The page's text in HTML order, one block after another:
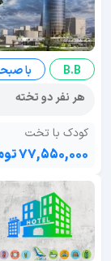
B.B
با
هر نفر دو تخته
کودک با تخت
۷۷,۵۵۰,۰۰۰ تومان